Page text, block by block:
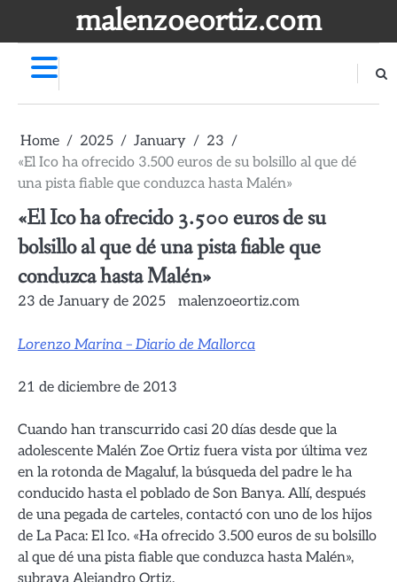
malenzoeortiz.com
de
en
Ask.fm
Home 2025 January
23
«El Ico ha ofrecido 3.500 euros de su bolsillo al que dé
una pista fiable que conduzca hasta Malén»
«El Ico ha ofrecido 3.500 euros de su
bolsillo al que dé una pista fiable que
conduzca hasta Malén»
23 de January de 2025 malenzoeortiz.com
Lorenzo Marina – Diario de Mallorca
21 de diciembre de 2013
Cuando han transcurrido casi 20 días desde que la
adolescente Malén Zoe Ortiz fuera vista por última vez
en la rotonda de Magaluf, la búsqueda del padre le ha
conducido hasta el poblado de Son Banya. Allí, después
de una pegada de carteles, contactó con uno de los hijos
de La Paca: El Ico. «Ha ofrecido 3.500 euros de su bolsillo
al que dé una pista fiable que conduzca hasta Malén»,